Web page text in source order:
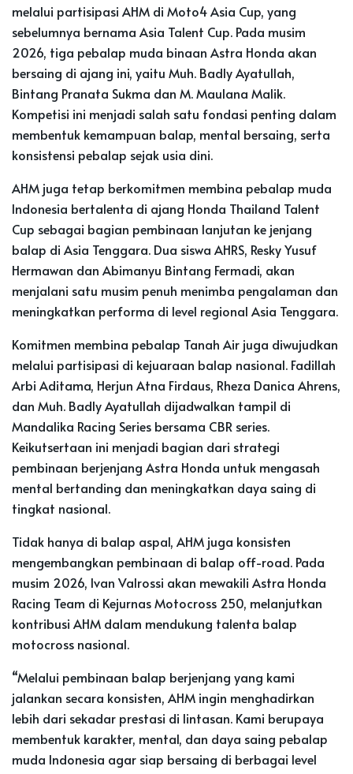
melalui partisipasi AHM di Moto4 Asia Cup, yang
sebelumnya bernama Asia Talent Cup. Pada musim
2026, tiga pebalap muda binaan Astra Honda akan
bersaing di ajang ini, yaitu Muh. Badly Ayatullah,
Bintang Pranata Sukma dan M. Maulana Malik.
Kompetisi ini menjadi salah satu fondasi penting dalam
membentuk kemampuan balap, mental bersaing, serta
konsistensi pebalap sejak usia dini.
AHM juga tetap berkomitmen membina pebalap muda
Indonesia bertalenta di ajang Honda Thailand Talent
Cup sebagai bagian pembinaan lanjutan ke jenjang
balap di Asia Tenggara. Dua siswa AHRS, Resky Yusuf
Hermawan dan Abimanyu Bintang Fermadi, akan
menjalani satu musim penuh menimba pengalaman dan
meningkatkan performa di level regional Asia Tenggara.
Komitmen membina pebalap Tanah Air juga diwujudkan
melalui partisipasi di kejuaraan balap nasional. Fadillah
Arbi Aditama, Herjun Atna Firdaus, Rheza Danica Ahrens,
dan Muh. Badly Ayatullah dijadwalkan tampil di
Mandalika Racing Series bersama CBR series.
Keikutsertaan ini menjadi bagian dari strategi
pembinaan berjenjang Astra Honda untuk mengasah
mental bertanding dan meningkatkan daya saing di
tingkat nasional.
Tidak hanya di balap aspal, AHM juga konsisten
mengembangkan pembinaan di balap off-road. Pada
musim 2026, Ivan Valrossi akan mewakili Astra Honda
Racing Team di Kejurnas Motocross 250, melanjutkan
kontribusi AHM dalam mendukung talenta balap
motocross nasional.
“Melalui pembinaan balap berjenjang yang kami
jalankan secara konsisten, AHM ingin menghadirkan
lebih dari sekadar prestasi di lintasan. Kami berupaya
membentuk karakter, mental, dan daya saing pebalap
muda Indonesia agar siap bersaing di berbagai level